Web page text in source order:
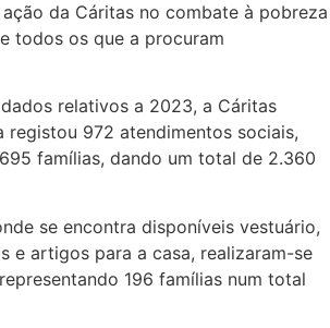
da Cáritas no combate à pobreza
todos os que a procuram
relativos a 2023, a Cáritas
registou 972 atendimentos sociais,
famílias, dando um total de 2.360
se encontra disponíveis vestuário,
e artigos para a casa, realizaram-se
196 famílias num total